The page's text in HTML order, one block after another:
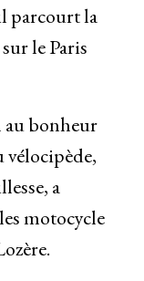
parcourt la
le Paris
au bonheur
a
motocycle